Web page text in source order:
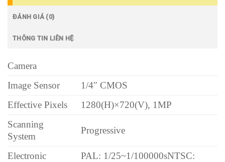
ĐÁNH GIÁ (0)
THÔNG TIN LIÊN HỆ
Camera
Image Sensor
1/4″ CMOS
Effective Pixels
1280(H)×720(V), 1MP
Scanning
System
Progressive
Electronic
PAL: 1/25~1/100000sNTSC: